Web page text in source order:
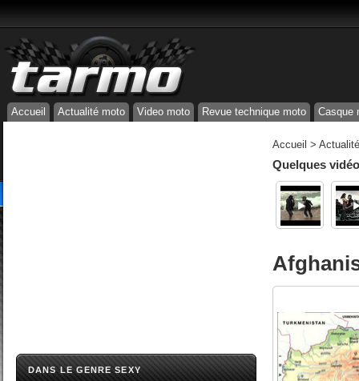
Accueil Actualité moto Video moto Revue technique moto Casque
DANS LE GENRE SEXY
Accueil >
Quelques